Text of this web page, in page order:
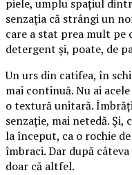
piele, umplu spațiul
senzația că strângi un
care a stat prea mult pe
detergent și, poate, de
Un urs din catifea, în
mai continuă. Nu ai
o textură unitară.
senzație, mai netedă.
la început, ca o rochie
îmbraci. Dar după
doar că altfel.